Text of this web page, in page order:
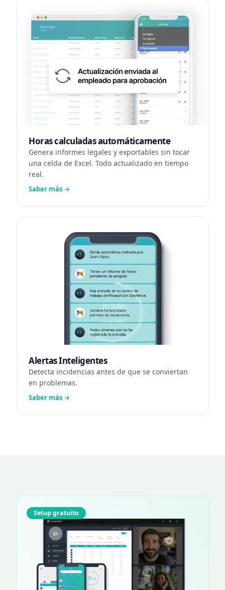
Horas calculadas automáticamente
Genera informes legales y exportables sin tocar
una celda de Excel. Todo actualizado en tiempo
real.
Saber más →
Alertas Inteligentes
Detecta incidencias antes de que se conviertan
en problemas.
Saber más →
Setup gratuito